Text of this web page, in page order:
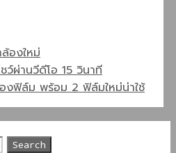
องใหม่
ว์ผ่านวีดีโอ 15 วินาที
ฟิล์ม พร้อม 2 ฟิล์มใหม่น่าใช้